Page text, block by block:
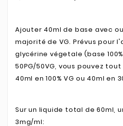
Ajouter 40ml de base avec
majorité de VG. Prévus pour
glycérine végetale (base
50PG/50VG, vous pouvez
40ml en 100% VG ou 40ml en
Sur un liquide total de 60ml,
3mg/ml: